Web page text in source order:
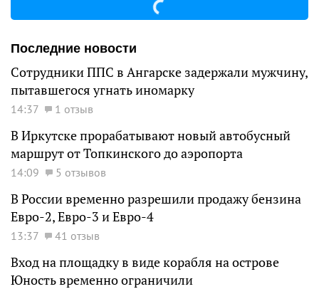
Последние новости
Сотрудники ППС в Ангарске задержали мужчину,
пытавшегося угнать иномарку
14:37 1 отзыв
В Иркутске прорабатывают новый автобусный
маршрут от Топкинского до аэропорта
14:09 5 отзывов
В России временно разрешили продажу бензина
Евро-2, Евро-3 и Евро-4
13:37 41 отзыв
Вход на площадку в виде корабля на острове
Юность временно ограничили